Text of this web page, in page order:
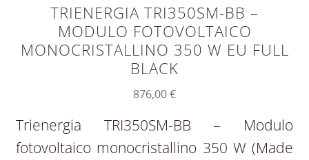
TRIENERGIA TRI350SM-BB –
MODULO FOTOVOLTAICO
MONOCRISTALLINO 350 W EU FULL
BLACK
876,00€
Trienergia TRI350SM-BB – Modulo
fotovoltaico monocristallino 350 W (Made